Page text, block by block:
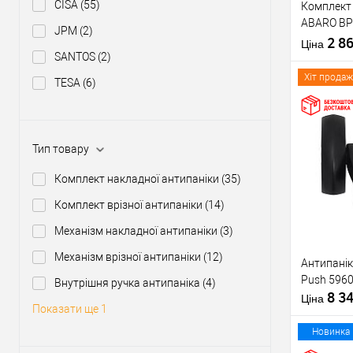
CISA (55)
JPM (2)
SANTOS (2)
TESA (6)
Тип товару
Комплект накладної антипаніки (35)
Комплект врізної антипаніки (14)
Механізм накладної антипаніки (3)
Механізм врізної антипаніки (12)
Внутрішня ручка антипаніка (4)
Показати ще 1
Тип товару
Матеріал
Країна
Міжосьова
відстань
Комплект
ABARO
1000 мм
Ціна 2
У
Тип товару
Матеріал
Країна
Статус
Хіт
Push
Ціна 8
Новинка